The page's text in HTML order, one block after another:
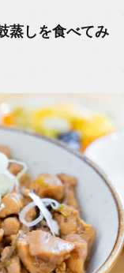
蒸しを食べてみ